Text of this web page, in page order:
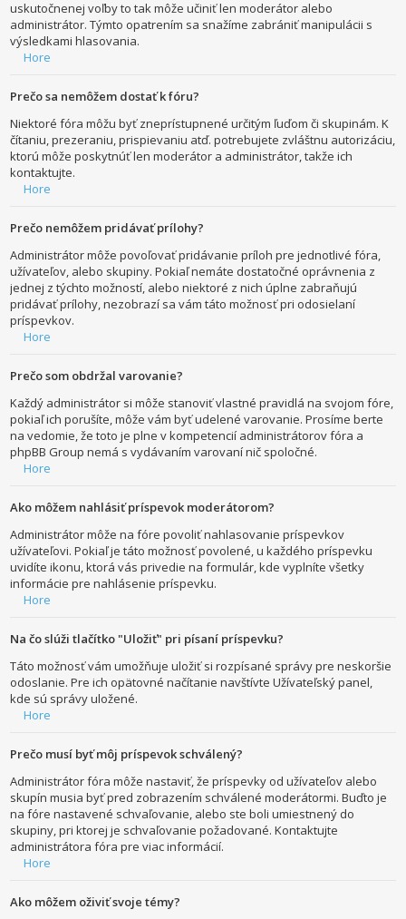
uskutočnenej voľby to tak môže učiniť len moderátor alebo
administrátor. Týmto opatrením sa snažíme zabrániť manipulácii s
výsledkami hlasovania.
Hore
Prečo sa nemôžem dostať k fóru?
Niektoré fóra môžu byť zneprístupnené určitým ľuďom či skupinám. K
čítaniu, prezeraniu, prispievaniu atď. potrebujete zvláštnu autorizáciu,
ktorú môže poskytnúť len moderátor a administrátor, takže ich
kontaktujte.
Hore
Prečo nemôžem pridávať prílohy?
Administrátor môže povoľovať pridávanie príloh pre jednotlivé fóra,
užívateľov, alebo skupiny. Pokiaľ nemáte dostatočné oprávnenia z
jednej z týchto možností, alebo niektoré z nich úplne zabraňujú
pridávať prílohy, nezobrazí sa vám táto možnosť pri odosielaní
príspevkov.
Hore
Prečo som obdržal varovanie?
Každý administrátor si môže stanoviť vlastné pravidlá na svojom fóre,
pokiaľ ich porušíte, môže vám byť udelené varovanie. Prosíme berte
na vedomie, že toto je plne v kompetencií administrátorov fóra a
phpBB Group nemá s vydávaním varovaní nič spoločné.
Hore
Ako môžem nahlásiť príspevok moderátorom?
Administrátor môže na fóre povoliť nahlasovanie príspevkov
užívateľovi. Pokiaľ je táto možnosť povolené, u každého príspevku
uvidíte ikonu, ktorá vás privedie na formulár, kde vyplníte všetky
informácie pre nahlásenie príspevku.
Hore
Na čo slúži tlačítko "Uložiť" pri písaní príspevku?
Táto možnosť vám umožňuje uložiť si rozpísané správy pre neskoršie
odoslanie. Pre ich opätovné načítanie navštívte Užívateľský panel,
kde sú správy uložené.
Hore
Prečo musí byť môj príspevok schválený?
Administrátor fóra môže nastaviť, že príspevky od užívateľov alebo
skupín musia byť pred zobrazením schválené moderátormi. Buďto je
na fóre nastavené schvaľovanie, alebo ste boli umiestnený do
skupiny, pri ktorej je schvaľovanie požadované. Kontaktujte
administrátora fóra pre viac informácií.
Hore
Ako môžem oživiť svoje témy?